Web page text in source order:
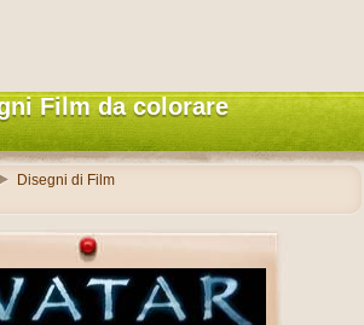
Film da colorare
Disegni di Film